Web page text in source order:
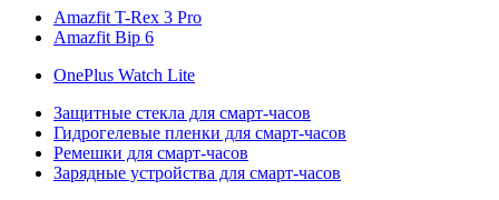
Amazfit T-Rex 3 Pro
Amazfit Bip 6
OnePlus Watch Lite
Защитные стекла для смарт-часов
Гидрогелевые пленки для смарт-часов
Ремешки для смарт-часов
Зарядные устройства для смарт-часов